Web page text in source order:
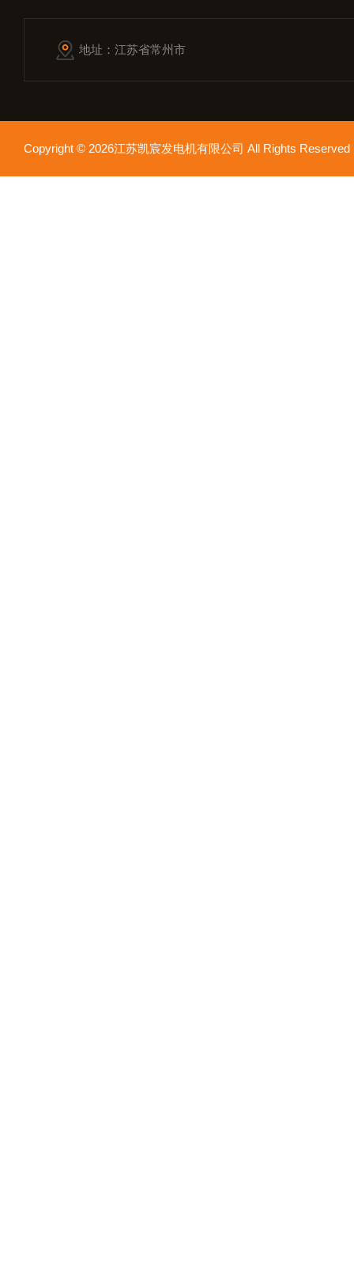
地址：江苏省常州市
Copyright © 2026江苏凯宸发电机有限公司 All Rights